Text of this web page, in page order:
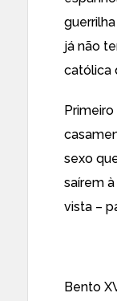
já não
católica
sexo
saírem
vista –
Bento